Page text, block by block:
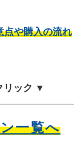
点や購入の流れ
リック ▼
一覧へ